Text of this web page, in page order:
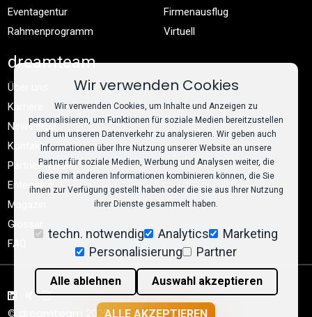
Eventagentur
Rahmenprogramm
Firmenausflug
Virtuell
dreamteam
Über uns
Karriere
Newsletter
Kontakt
Partner werden
Enterprise
Magazin
Glossar
FAQ
© dreamteam 2026
Wir verwenden Cookies
Wir verwenden Cookies, um Inhalte und Anzeigen zu
personalisieren, um Funktionen für soziale Medien bereitzustellen
und um unseren Datenverkehr zu analysieren. Wir geben auch
Informationen über Ihre Nutzung unserer Website an unsere
Partner für soziale Medien, Werbung und Analysen weiter, die
diese mit anderen Informationen kombinieren können, die Sie
ihnen zur Verfügung gestellt haben oder die sie aus Ihrer Nutzung
ihrer Dienste gesammelt haben.
techn. notwendig Analytics
Marketing
Personalisierung
Partner
Alle ablehnen Auswahl akzeptieren
ALLE AKZEPTIEREN